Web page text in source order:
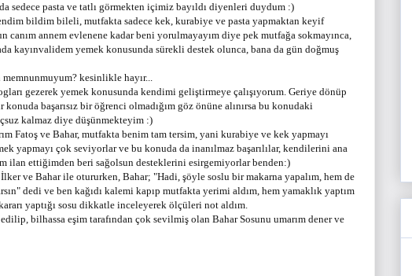
sedece pasta ve tatlı görmekten içimiz bayıldı diyenleri duydum :)
bildim bileli, mutfakta sadece kek, kurabiye ve pasta yapmaktan keyif
canım annem evlenene kadar beni yorulmayayım diye pek mutfağa sokmayınca,
kayınvalidem yemek konusunda sürekli destek olunca, bana da gün doğmuş
kesinlikle hayır...
gezerek yemek konusunda kendimi geliştirmeye çalışıyorum. Geriye dönüp
konuda başarısız bir öğrenci olmadığım göz önüne alınırsa bu konudaki
kalmaz diye düşünmekteyim :)
Fatoş ve Bahar, mutfakta benim tam tersim, yani kurabiye ve kek yapmayı
yapmayı çok seviyorlar ve bu konuda da inanılmaz başarılılar, kendilerini ana
ilan ettiğimden beri sağolsun desteklerini esirgemiyorlar benden:)
ve Bahar ile otururken, Bahar; "Hadi, şöyle soslu bir makarna yapalım, hem de
dedi ve ben kağıdı kalemi kapıp mutfakta yerimi aldım, hem yamaklık yaptım
yaptığı sosu dikkatle inceleyerek ölçüleri not aldım.
edilip, bilhassa eşim tarafından çok sevilmiş olan Bahar Sosunu umarım dener ve